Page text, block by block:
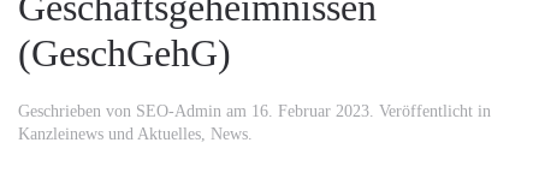
(GeschGehG)
Geschrieben von SEO-Admin am 16. Februar 2023. Veröffentlicht in
Kanzleinews und Aktuelles, News.